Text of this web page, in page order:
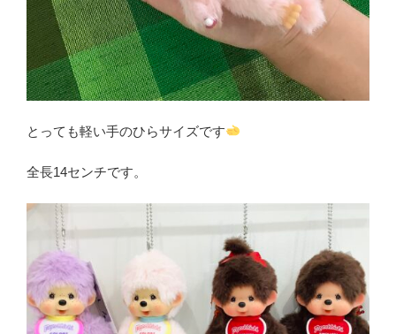
とっても軽い手のひらサイズです
全長14センチです。